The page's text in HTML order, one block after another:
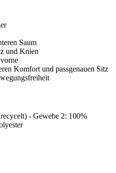
Saum
und Knien
Komfort und passgenauen Sitz
- Gewebe 2: 100%